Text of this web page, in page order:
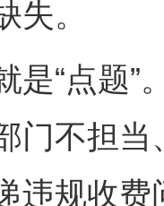
失。
“点题”
门不担
违规收